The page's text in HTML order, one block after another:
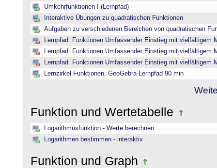
Umkehrfunktionen I (Lernpfad)
Interaktive Übungen zu quadratischen Funktionen
Aufgaben zu verschiedenen Bereichen von quadratischen
Lernpfad: Funktionen Umfassender Einstieg mit vielfältigem
Lernpfad: Funktionen Umfassender Einstieg mit vielfältigem
Lernpfad: Funktionen Umfassender Einstieg mit vielfältigem
Lernzirkel Funktionen, GeoGebra-Lernpfad 90 min
Funktion und Wertetabelle
Logarithmusfunktion - Werte berechnen
Logarithmen bestimmen - interaktiv
Funktion und Graph